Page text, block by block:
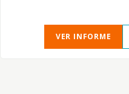
VER INFORME